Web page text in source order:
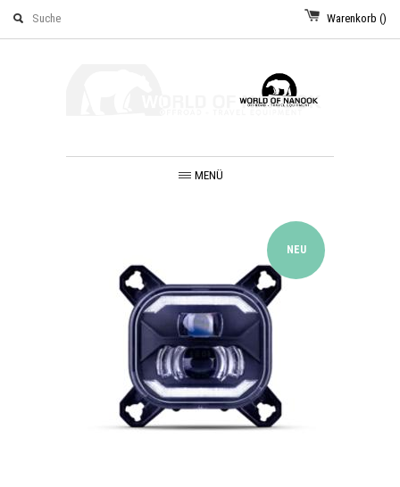
Warenkorb ()
MENÜ
NEU